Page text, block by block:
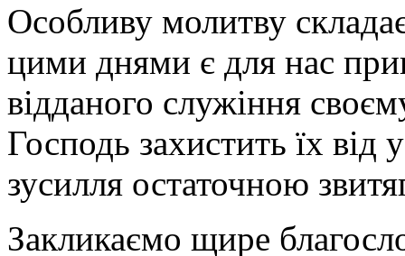
Особливу молитву
цими днями є для нас
відданого служіння
Господь захистить їх від
зусилля остаточною
Закликаємо щире